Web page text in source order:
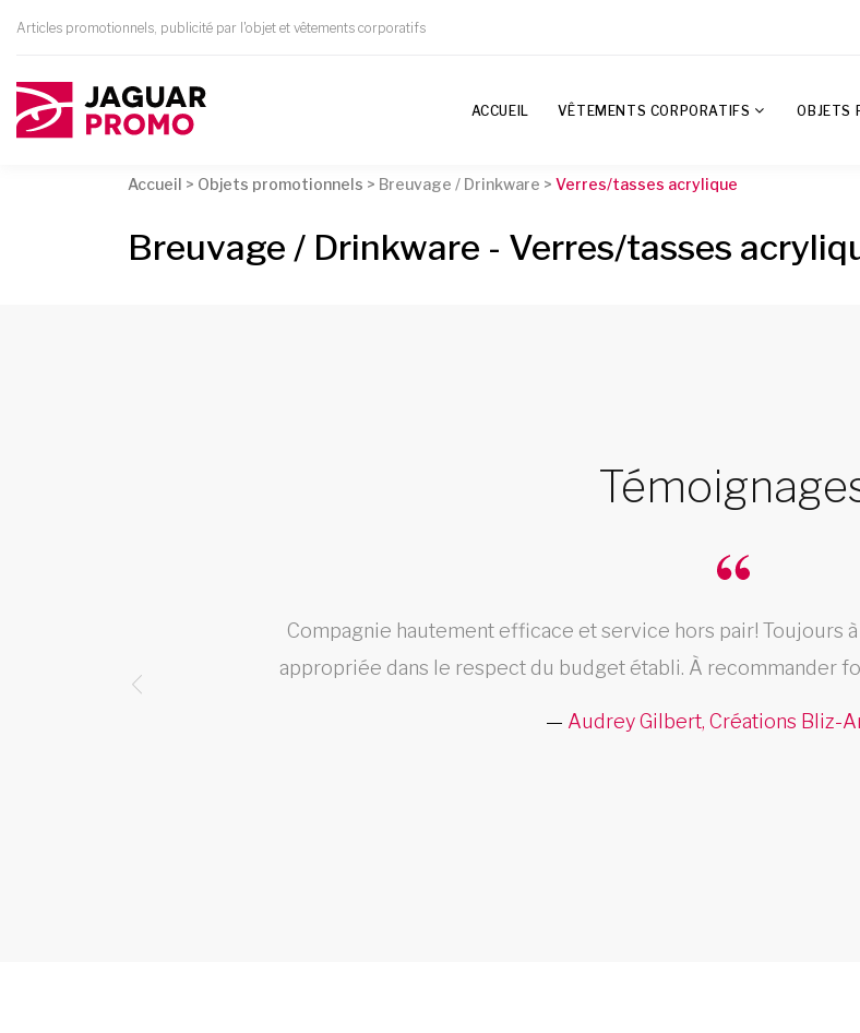
Articles promotionnels, publicité par l'objet et vêtements corporatifs
ACCUEIL VÊTEMENTS CORPORATIFS OBJETS
Accueil > Objets promotionnels > Breuvage / Drinkware > Verres/tasses acrylique
Breuvage / Drinkware - Verres/tasses
Compagnie hautement efficace et service hors pair! Toujours
appropriée dans le respect du budget établi. À recommander
Audrey Gilbert, Créations Bliz-